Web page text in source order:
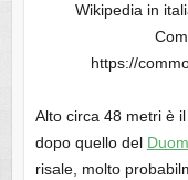
Wikipedia in
https://
Alto circa 48 metri è
dopo quello del
risale, molto